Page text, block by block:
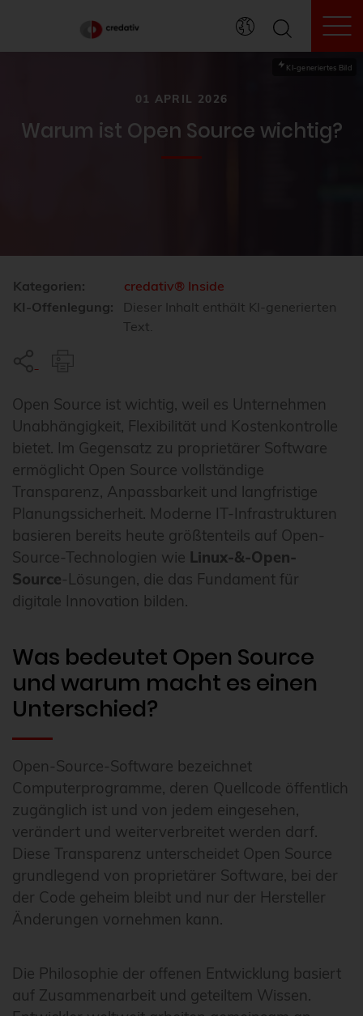
KI-generiertes Bild
01 APRIL 2026
Warum ist Open Source wichtig?
Kategorien:
credativ® Inside
KI-Offenlegung:
Dieser Inhalt enthält KI-generierten
Text.
Open Source ist wichtig, weil es Unternehmen
Unabhängigkeit, Flexibilität und Kostenkontrolle
bietet. Im Gegensatz zu proprietärer Software
ermöglicht Open Source vollständige
Transparenz, Anpassbarkeit und langfristige
Planungssicherheit. Moderne IT-Infrastrukturen
basieren bereits heute größtenteils auf Open-
Source-Technologien wie Linux-&-Open-
Source-Lösungen, die das Fundament für
digitale Innovation bilden.
Was bedeutet Open Source
und warum macht es einen
Unterschied?
Open-Source-Software bezeichnet
Computerprogramme, deren Quellcode öffentlich
zugänglich ist und von jedem eingesehen,
verändert und weiterverbreitet werden darf.
Diese Transparenz unterscheidet Open Source
grundlegend von proprietärer Software, bei der
der Code geheim bleibt und nur der Hersteller
Änderungen vornehmen kann.
Die Philosophie der offenen Entwicklung basiert
auf Zusammenarbeit und geteiltem Wissen.